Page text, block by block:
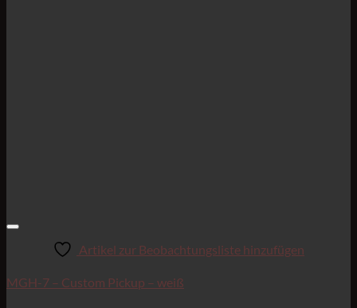
Artikel zur Beobachtungsliste hinzufügen
MGH-7 – Custom Pickup – weiß